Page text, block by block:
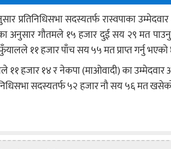
प्रतिनिधिसभा सदस्यतर्फ रास्वपाका
अनुसार गौतमले १५ हजार दुई सय २९ मत
११ हजार पाँच सय ५५ मत प्राप्त गर्नु
११ हजार १४ र नेकपा (माओवादी) का
सदस्यतर्फ ५२ हजार नौ सय ५६ मत